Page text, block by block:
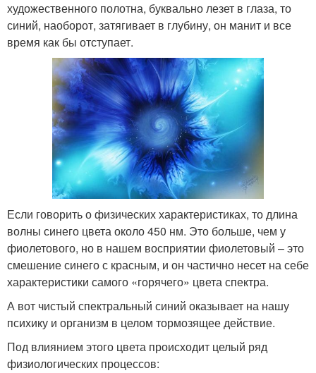
художественного полотна, буквально лезет в глаза, то
синий, наоборот, затягивает в глубину, он манит и все
время как бы отступает.
Если говорить о физических характеристиках, то длина
волны синего цвета около 450 нм. Это больше, чем у
фиолетового, но в нашем восприятии фиолетовый – это
смешение синего с красным, и он частично несет на себе
характеристики самого «горячего» цвета спектра.
А вот чистый спектральный синий оказывает на нашу
психику и организм в целом тормозящее действие.
Под влиянием этого цвета происходит целый ряд
физиологических процессов: